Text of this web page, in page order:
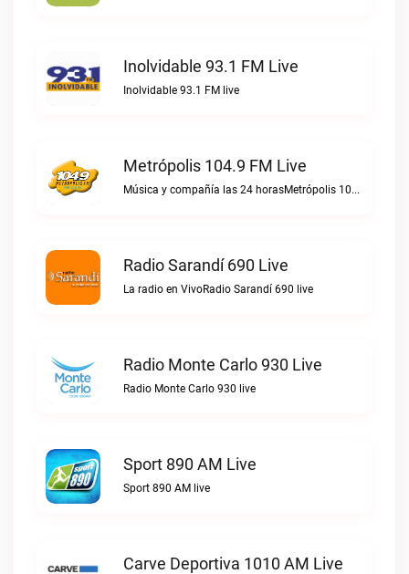
Inolvidable 93.1 FM Live
Inolvidable 93.1 FM live
Metrópolis 104.9 FM Live
Música y compañía las 24 horasMetrópolis 104.9 FM live
Radio Sarandí 690 Live
La radio en VivoRadio Sarandí 690 live
Radio Monte Carlo 930 Live
Radio Monte Carlo 930 live
Sport 890 AM Live
Sport 890 AM live
Carve Deportiva 1010 AM Live